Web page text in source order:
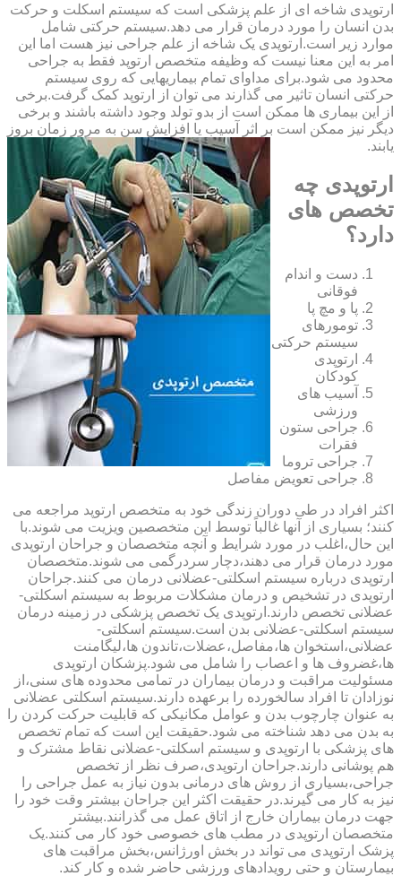
ارتوپدی شاخه ای از علم پزشکی است که سیستم اسکلت و حرکت
بدن انسان را مورد درمان قرار می دهد.سیستم حرکتی شامل
موارد زیر است.ارتوپدی یک شاخه از علم جراحی نیز هست اما این
امر به این معنا نیست که وظیفه متخصص ارتوپد فقط به جراحی
محدود می شود.برای مداوای تمام بیماریهایی که روی سیستم
حرکتی انسان تاثیر می گذارند می توان از ارتوپد کمک گرفت.برخی
از این بیماری ها ممکن است از بدو تولد وجود داشته باشند و برخی
دیگر نیز ممکن است بر اثر آسیب یا افزایش سن به مرور زمان بروز
یابند.
ارتوپدی چه
تخصص های
دارد؟
دست و اندام
فوقانی
پا و مچ پا
تومورهای
سیستم حرکتی
ارتوپدی
کودکان
آسیب های
ورزشی
جراحی ستون
فقرات
جراحی تروما
جراحی تعویض مفاصل
اکثر افراد در طی دوران زندگی خود به متخصص ارتوپد مراجعه می
کنند؛ بسیاری از آنها غالباً توسط این متخصصین ویزیت می شوند.با
این حال،اغلب در مورد شرایط و آنچه متخصصان و جراحان ارتوپدی
مورد درمان قرار می دهند،دچار سردرگمی می شوند.متخصصان
ارتوپدی درباره سیستم اسکلتی-عضلانی درمان می کنند.جراحان
ارتوپدی در تشخیص و درمان مشکلات مربوط به سیستم اسکلتی-
عضلانی تخصص دارند.ارتوپدی یک تخصص پزشکی در زمینه درمان
سیستم اسکلتی-عضلانی بدن است.سیستم اسکلتی-
عضلانی،استخوان ها،مفاصل،عضلات،تاندون ها،لیگامنت
ها،غضروف ها و اعصاب را شامل می شود.پزشکان ارتوپدی
مسئولیت مراقبت و درمان بیماران در تمامی محدوده های سنی،از
نوزادان تا افراد سالخورده را برعهده دارند.سیستم اسکلتی عضلانی
به عنوان چارچوب بدن و عوامل مکانیکی که قابلیت حرکت کردن را
به بدن می دهد شناخته می شود.حقیقت این است که تمام تخصص
های پزشکی با ارتوپدی و سیستم اسکلتی-عضلانی نقاط مشترک و
هم پوشانی دارند.جراحان ارتوپدی،صرف نظر از تخصص
جراحی،بسیاری از روش های درمانی بدون نیاز به عمل جراحی را
نیز به کار می گیرند.در حقیقت اکثر این جراحان بیشتر وقت خود را
جهت درمان بیماران خارج از اتاق عمل می گذرانند.بیشتر
متخصصان ارتوپدی در مطب های خصوصی خود کار می کنند.یک
پزشک ارتوپدی می تواند در بخش اورژانس،بخش مراقبت های
بیمارستان و حتی رویدادهای ورزشی حاضر شده و کار کند.